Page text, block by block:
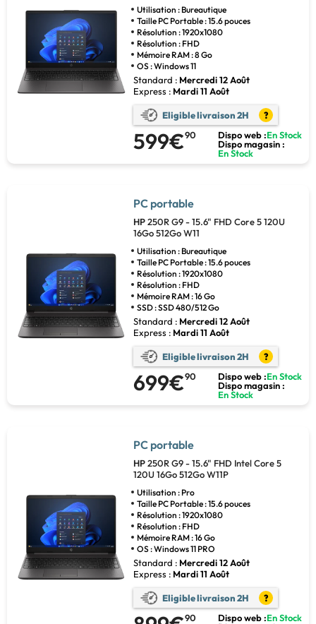
Utilisation : Bureautique
Taille PC Portable : 15.6 pouces
Résolution : 1920x1080
Résolution : FHD
Mémoire RAM : 8 Go
OS : Windows 11
Standard : Mercredi 12 Août
Express : Mardi 11 Août
Eligible livraison 2H ?
599€90 Dispo web :En Stock
Dispo magasin :
En Stock
PC portable
HP250R G9 - 15.6" FHD Core 5 120U
16Go 512Go W11
Utilisation : Bureautique
Taille PC Portable : 15.6 pouces
Résolution : 1920x1080
Résolution : FHD
Mémoire RAM : 16 Go
SSD : SSD 480/512 Go
Standard : Mercredi 12 Août
Express : Mardi 11 Août
Eligible livraison 2H ?
699€90 Dispo web :En Stock
Dispo magasin :
En Stock
PC portable
HP250R G9 - 15.6" FHD Intel Core 5
120U 16Go 512Go W11P
Utilisation : Pro
Taille PC Portable : 15.6 pouces
Résolution : 1920x1080
Résolution : FHD
Mémoire RAM : 16 Go
OS : Windows 11 PRO
Standard : Mercredi 12 Août
Express : Mardi 11 Août
Eligible livraison 2H ?
90 Dispo web :En Stock